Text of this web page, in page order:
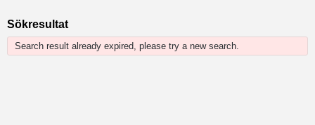
Sökresultat
Search result already expired, please try a new search.